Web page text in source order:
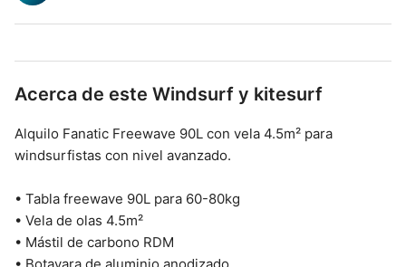
Acerca de este Windsurf y kitesurf
Alquilo Fanatic Freewave 90L con vela 4.5m² para
windsurfistas con nivel avanzado.
• Tabla freewave 90L para 60-80kg
• Vela de olas 4.5m²
• Mástil de carbono RDM